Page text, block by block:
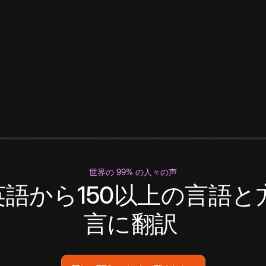
世界の 99% の人々の声
から150以上の言語と
言に翻訳